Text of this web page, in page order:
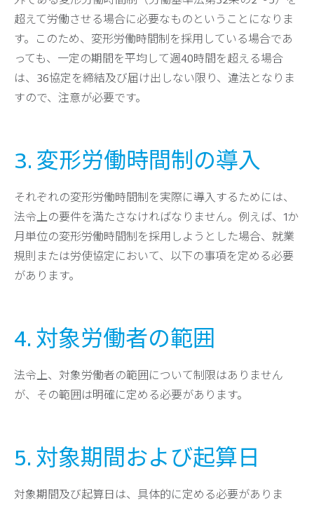
超えて労働させる場合に必要なものということになりま
す。このため、変形労働時間制を採用している場合であ
っても、一定の期間を平均して週40時間を超える場合
は、36協定を締結及び届け出しない限り、違法となりま
すので、注意が必要です。
3. 変形労働時間制の導入
それぞれの変形労働時間制を実際に導入するためには、
法令上の要件を満たさなければなりません。例えば、1か
月単位の変形労働時間制を採用しようとした場合、就業
規則または労使協定において、以下の事項を定める必要
があります。
4. 対象労働者の範囲
法令上、対象労働者の範囲について制限はありません
が、その範囲は明確に定める必要があります。
5. 対象期間および起算日
対象期間及び起算日は、具体的に定める必要がありま